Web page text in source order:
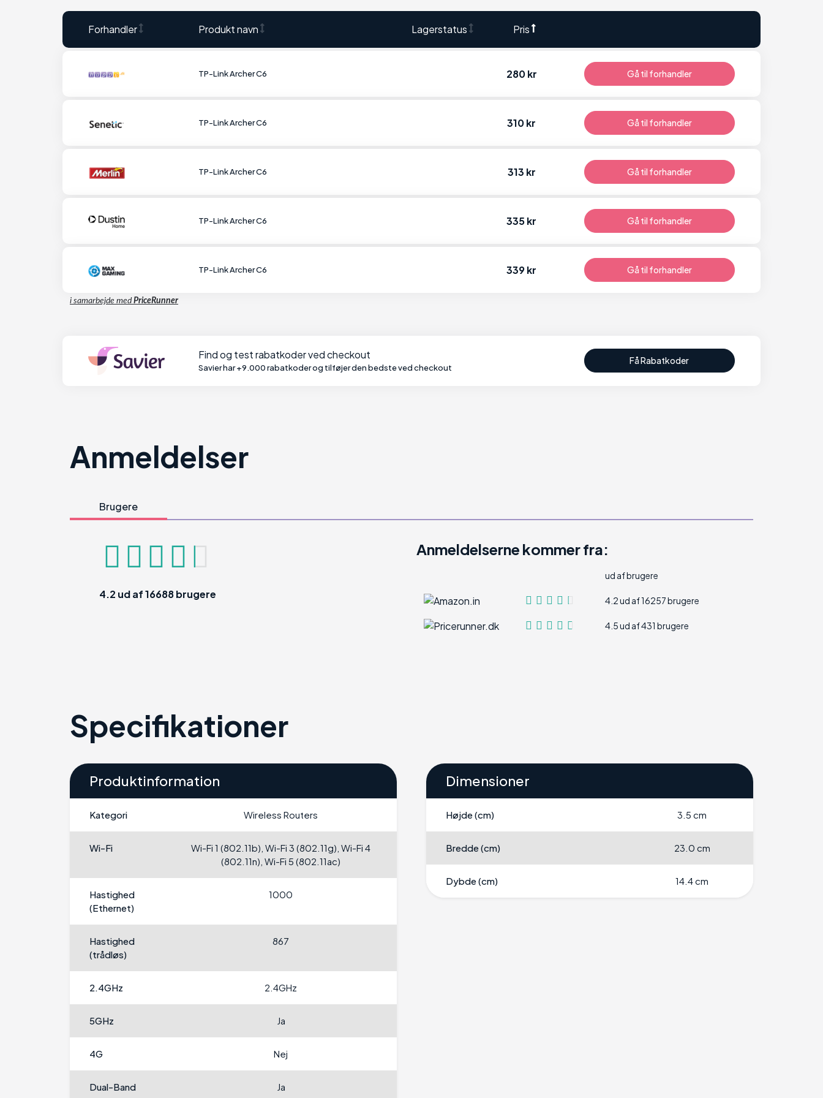
Forhandler Produkt navn Lagerstatus Pris
TP-Link Archer C6 280 kr Gå til forhandler
TP-Link Archer C6 310 kr Gå til forhandler
TP-Link Archer C6 313 kr Gå til forhandler
TP-Link Archer C6 335 kr Gå til forhandler
TP-Link Archer C6 339 kr Gå til forhandler
i samarbejde med PriceRunner
Find og test rabatkoder ved checkout
Savier har +9.000 rabatkoder og tilføjer den bedste ved checkout
Få Rabatkoder
Anmeldelser
Brugere
4.2 ud af16688brugere
Anmeldelserne kommer fra:
ud af brugere
4.2 ud af 16257 brugere
4.5 ud af 431 brugere
Specifikationer
Produktinformation
Kategori Wireless Routers
Wi-Fi
Wi-Fi 1 (802.11b), Wi-Fi 3 (802.11g), Wi-Fi 4
(802.11n), Wi-Fi 5 (802.11ac)
Hastighed
(Ethernet)
1000
Hastighed
(trådløs)
867
2.4GHz 2.4GHz
5GHz Ja
4G Nej
Dual-Band Ja
Dimensioner
Højde (cm) 3.5 cm
Bredde (cm) 23.0 cm
Dybde (cm) 14.4 cm